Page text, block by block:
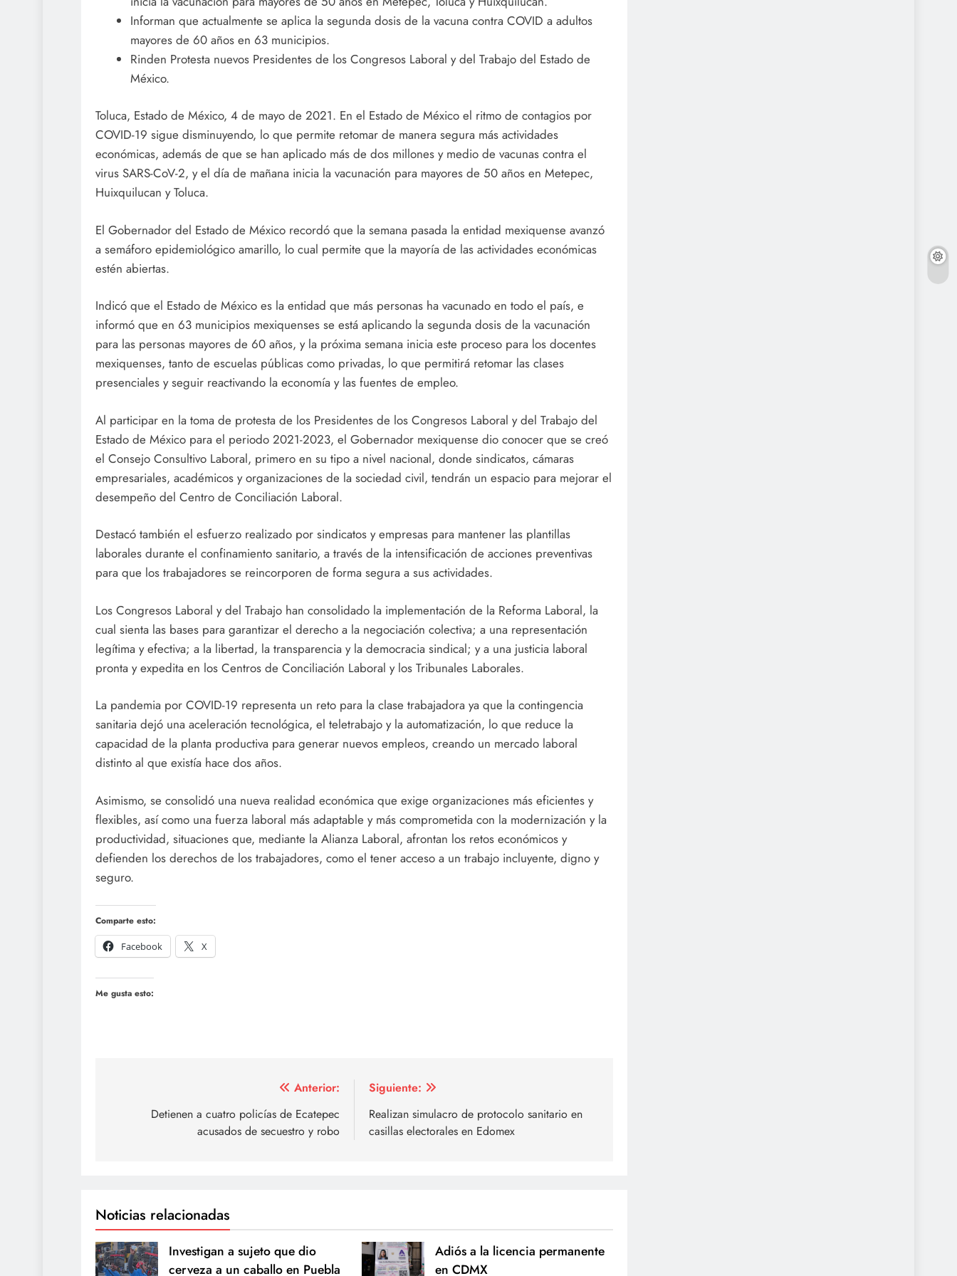
Informan que actualmente se aplica la segunda dosis de la vacuna contra COVID a adultos
mayores de 60 años en 63 municipios.
Rinden Protesta nuevos Presidentes de los Congresos Laboral y del Trabajo del Estado de
México.
Toluca, Estado de México, 4 de mayo de 2021. En el Estado de México el ritmo de contagios por
COVID-19 sigue disminuyendo, lo que permite retomar de manera segura más actividades
económicas, además de que se han aplicado más de dos millones y medio de vacunas contra el
virus SARS-CoV-2, y el día de mañana inicia la vacunación para mayores de 50 años en Metepec,
Huixquilucan y Toluca.
El Gobernador del Estado de México recordó que la semana pasada la entidad mexiquense avanzó
a semáforo epidemiológico amarillo, lo cual permite que la mayoría de las actividades económicas
estén abiertas.
Indicó que el Estado de México es la entidad que más personas ha vacunado en todo el país, e
informó que en 63 municipios mexiquenses se está aplicando la segunda dosis de la vacunación
para las personas mayores de 60 años, y la próxima semana inicia este proceso para los docentes
mexiquenses, tanto de escuelas públicas como privadas, lo que permitirá retomar las clases
presenciales y seguir reactivando la economía y las fuentes de empleo.
Al participar en la toma de protesta de los Presidentes de los Congresos Laboral y del Trabajo del
Estado de México para el periodo 2021-2023, el Gobernador mexiquense dio conocer que se creó
el Consejo Consultivo Laboral, primero en su tipo a nivel nacional, donde sindicatos, cámaras
empresariales, académicos y organizaciones de la sociedad civil, tendrán un espacio para mejorar el
desempeño del Centro de Conciliación Laboral.
Destacó también el esfuerzo realizado por sindicatos y empresas para mantener las plantillas
laborales durante el confinamiento sanitario, a través de la intensificación de acciones preventivas
para que los trabajadores se reincorporen de forma segura a sus actividades.
Los Congresos Laboral y del Trabajo han consolidado la implementación de la Reforma Laboral, la
cual sienta las bases para garantizar el derecho a la negociación colectiva; a una representación
legítima y efectiva; a la libertad, la transparencia y la democracia sindical; y a una justicia laboral
pronta y expedita en los Centros de Conciliación Laboral y los Tribunales Laborales.
La pandemia por COVID-19 representa un reto para la clase trabajadora ya que la contingencia
sanitaria dejó una aceleración tecnológica, el teletrabajo y la automatización, lo que reduce la
capacidad de la planta productiva para generar nuevos empleos, creando un mercado laboral
distinto al que existía hace dos años.
Asimismo, se consolidó una nueva realidad económica que exige organizaciones más eficientes y
flexibles, así como una fuerza laboral más adaptable y más comprometida con la modernización y la
productividad, situaciones que, mediante la Alianza Laboral, afrontan los retos económicos y
defienden los derechos de los trabajadores, como el tener acceso a un trabajo incluyente, digno y
seguro.
Comparte esto:
Facebook
X
Me gusta esto:
Anterior:
Detienen a cuatro policías de Ecatepec
acusados de secuestro y robo
Siguiente:
Realizan simulacro de protocolo sanitario en
casillas electorales en Edomex
Noticias relacionadas
Investigan a sujeto que dio
cerveza a un caballo en Puebla
Adiós a la licencia permanente
en CDMX